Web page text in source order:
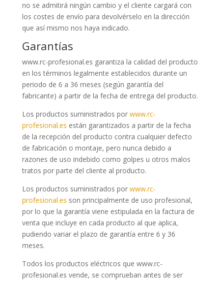
no se admitirá ningún cambio y el cliente cargará con
los costes de envío para devolvérselo en la dirección
que así mismo nos haya indicado.
Garantías
www.rc-profesional.es garantiza la calidad del producto
en los términos legalmente establecidos durante un
periodo de 6 a 36 meses (según garantía del
fabricante) a partir de la fecha de entrega del producto.
Los productos suministrados por www.rc-
profesional.es están garantizados a partir de la fecha
de la recepción del producto contra cualquier defecto
de fabricación o montaje, pero nunca debido a
razones de uso indebido como golpes u otros malos
tratos por parte del cliente al producto.
Los productos suministrados por www.rc-
profesional.es son principalmente de uso profesional,
por lo que la garantía viene estipulada en la factura de
venta que incluye en cada producto al que aplica,
pudiendo variar el plazo de garantía entre 6 y 36
meses.
Todos los productos eléctricos que www.rc-
profesional.es vende, se comprueban antes de ser